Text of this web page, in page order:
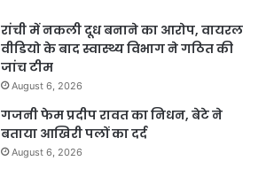
रांची में नकली दूध बनाने का आरोप, वायरल
वीडियो के बाद स्वास्थ्य विभाग ने गठित की
जांच टीम
August 6, 2026
गजनी फेम प्रदीप रावत का निधन, बेटे ने
बताया आखिरी पलों का दर्द
August 6, 2026